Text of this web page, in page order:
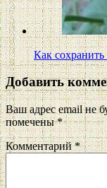
Как
Добавить
Ваш адрес email не
помечены*
Комментарий*